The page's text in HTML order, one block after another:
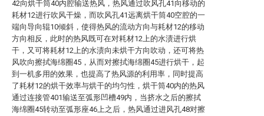
42向烘干筒40内腔输送热风，热风通过吹风孔41向移动的
耗材12进行吹风干燥，而吹风孔41远离烘干筒40空腔的一
端向导向辊10倾斜，使得热风的流动方向与耗材12的移动
方向相反，此时的热风既可在对耗材12上的水渍进行烘
干，又可将耗材12上的水渍向未烘干方向吹动，还可将热
风吹向擦拭海绵圈45，从而对擦拭海绵圈45进行烘干，起
到一机多用的效果，也提高了热风源的利用率，同时提高
了耗材12的烘干效率与烘干的均匀性，烘干筒40内的热风
通过连接管401输送至弧形凹槽49内，当挤水之后的擦拭
海绵圈45转动至弧形座46上之后，热风通过进风孔48对擦